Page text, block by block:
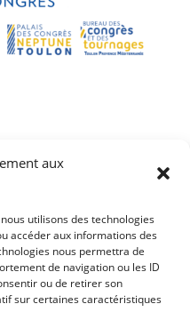
aux
utilisons des technologies
accéder aux informations des
nous permettra de
de navigation ou les ID
ou de retirer son
sur certaines caractéristiques
des Tournages